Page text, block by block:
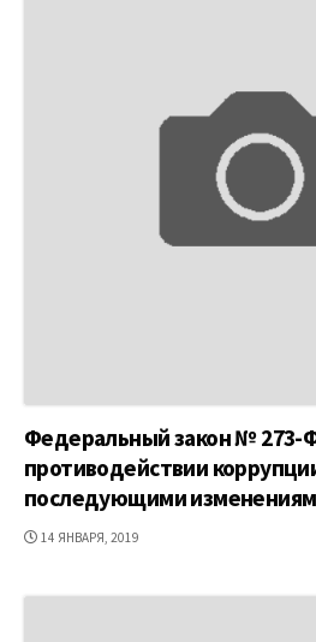
Федеральный закон № 273-
противодействии
последующими
ДАТА
14 ЯНВАРЯ, 2019